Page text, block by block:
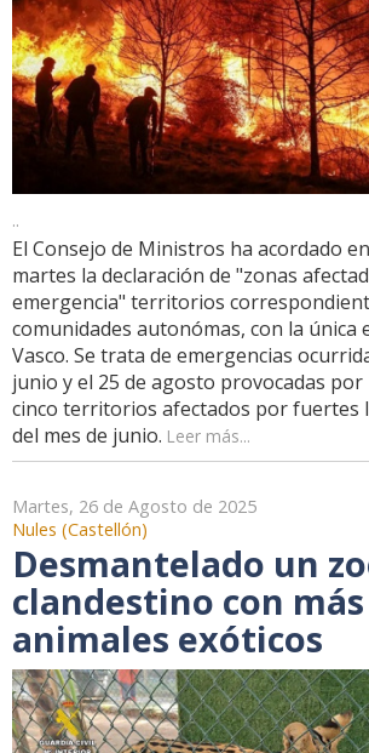
..
El Consejo de Ministros ha acordado
martes la declaración de "zonas
emergencia" territorios
comunidades autonómas, con la única
Vasco. Se trata de emergencias
junio y el 25 de agosto provocadas por
cinco territorios afectados por fuertes
del mes de junio. Leer más...
Martes, 26 de Agosto de 2025
Nules (Castellón)
Desmantelado un
clandestino con más
animales exóticos